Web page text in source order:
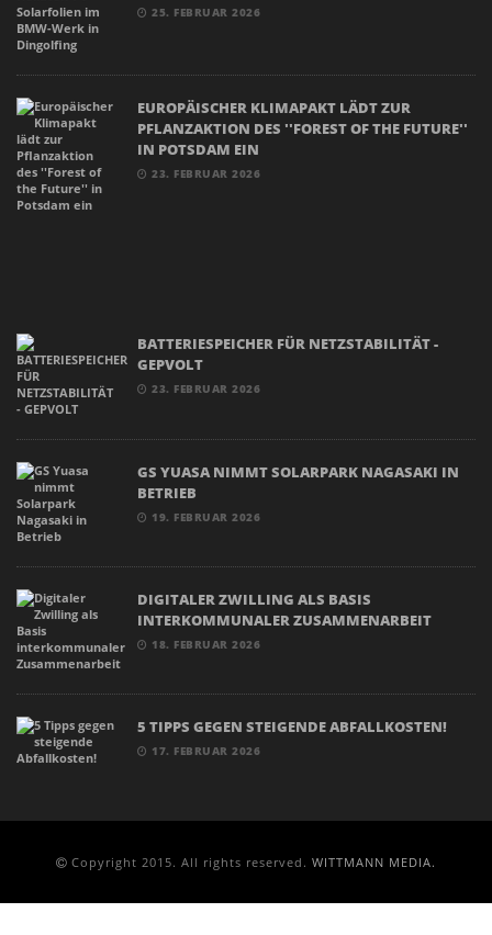
25. FEBRUAR 2026
EUROPÄISCHER KLIMAPAKT LÄDT ZUR
PFLANZAKTION DES ''FOREST OF THE FUTURE''
IN POTSDAM EIN
23. FEBRUAR 2026
BATTERIESPEICHER FÜR NETZSTABILITÄT -
GEPVOLT
23. FEBRUAR 2026
GS YUASA NIMMT SOLARPARK NAGASAKI IN
BETRIEB
19. FEBRUAR 2026
DIGITALER ZWILLING ALS BASIS
INTERKOMMUNALER ZUSAMMENARBEIT
18. FEBRUAR 2026
5 TIPPS GEGEN STEIGENDE ABFALLKOSTEN!
17. FEBRUAR 2026
Copyright 2015. All rights reserved. WITTMANN MEDIA.